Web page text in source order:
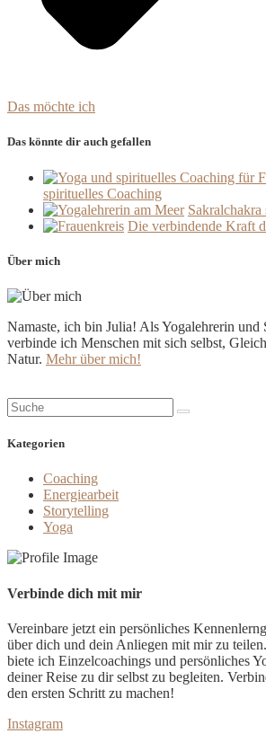
Das möchte ich
Das könnte dir auch gefallen
spirituelles Coaching
Sakralchakra
Die verbindende Kraft
Über mich
Namaste, ich bin Julia! Als Yogalehrerin
verbinde ich Menschen mit sich selbst,
Natur. Mehr über mich!
Suche:
Kategorien
Coaching
Energiearbeit
Storytelling
Yoga
Verbinde dich mit mir
Vereinbare jetzt ein persönliches
über dich und dein Anliegen mit mir zu
biete ich Einzelcoachings und persönliches
deiner Reise zu dir selbst zu begleiten.
den ersten Schritt zu machen!
Instagram